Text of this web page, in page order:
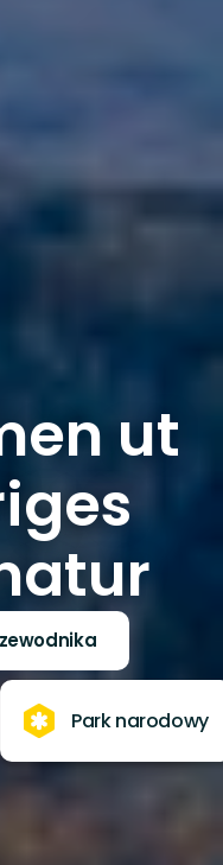
ut
Park narodowy